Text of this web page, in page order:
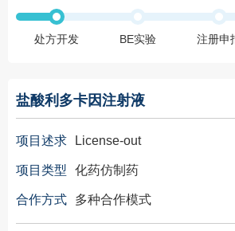
处方开发 BE实验 注册申
盐酸利多卡因注射液
项目述求 License-out
项目类型 化药仿制药
合作方式 多种合作模式